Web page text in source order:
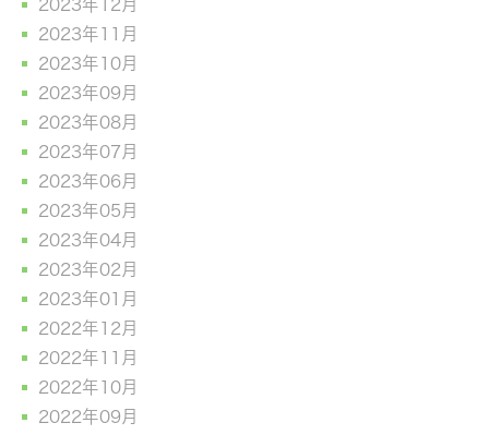
2023年12月
2023年11月
2023年10月
2023年09月
2023年08月
2023年07月
2023年06月
2023年05月
2023年04月
2023年02月
2023年01月
2022年12月
2022年11月
2022年10月
2022年09月